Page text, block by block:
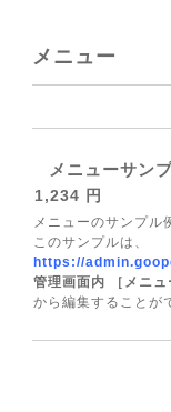
メニュー
メニューサン
1,234 円
メニューのサンプル
このサンプルは、
https://
管理画面内 ［メニュ
から編集することが